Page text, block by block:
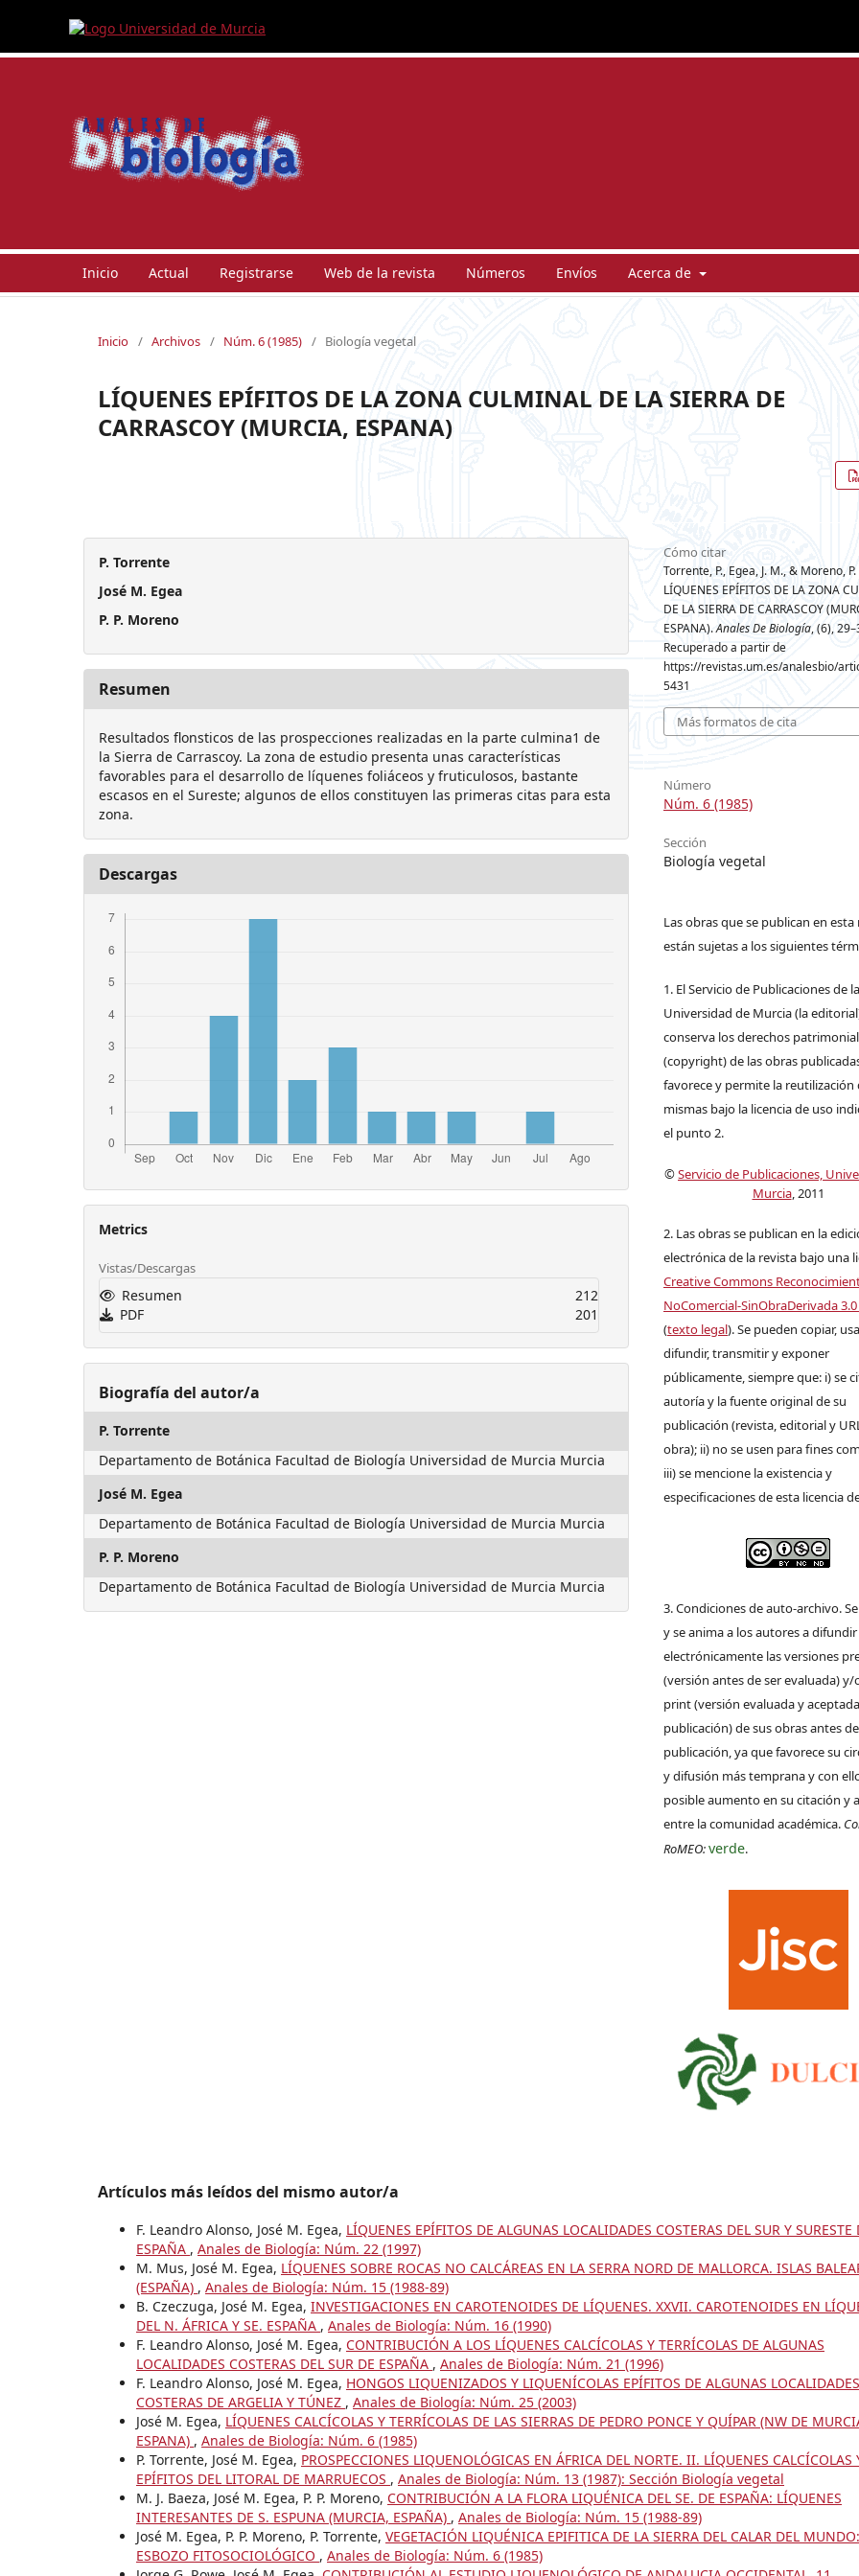
Inicio Actual Registrarse Web de la revista Números Envíos Acerca de
Inicio / Archivos / Núm. 6 (1985) / Biología vegetal
LÍQUENES EPÍFITOS DE LA ZONA CULMINAL DE LA SIERRA DE
CARRASCOY (MURCIA, ESPANA)
P. Torrente
José M. Egea
P. P. Moreno
Resumen
Resultados flonsticos de las prospecciones realizadas en la parte culmina1 de
la Sierra de Carrascoy. La zona de estudio presenta unas características
favorables para el desarrollo de líquenes foliáceos y fruticulosos, bastante
escasos en el Sureste; algunos de ellos constituyen las primeras citas para esta
zona.
Descargas
Metrics
Vistas/Descargas
Resumen
212
PDF
201
Biografía del autor/a
P. Torrente
Departamento de Botánica Facultad de Biología Universidad de Murcia Murcia
José M. Egea
Departamento de Botánica Facultad de Biología Universidad de Murcia Murcia
P. P. Moreno
Departamento de Botánica Facultad de Biología Universidad de Murcia Murcia
Cómo citar
Torrente, P., Egea, J. M., & Moreno, P.
LÍQUENES EPÍFITOS DE LA ZONA
DE LA SIERRA DE CARRASCOY
ESPANA).Anales De Biología, (6),
Recuperado a partir de
https://revistas.um.es/analesbio/
5431
Más formatos de cita
Número
Núm. 6 (1985)
Sección
Biología vegetal
Las obras que se publican en esta
están sujetas a los siguientes
1. El Servicio de Publicaciones de la
Universidad de Murcia (la
conserva los derechos
(copyright) de las obras
favorece y permite la reutilización
mismas bajo la licencia de uso
el punto 2.
©Servicio de Publicaciones,
Murcia, 2011
2. Las obras se publican en la
electrónica de la revista bajo una
Creative Commons
NoComercial-SinObraDerivada
(texto legal). Se pueden copiar,
difundir, transmitir y exponer
públicamente, siempre que: i) se
autoría y la fuente original de su
publicación (revista, editorial y
obra); ii) no se usen para fines
iii) se mencione la existencia y
especificaciones de esta licencia
3. Condiciones de auto-archivo.
y se anima a los autores a difundir
electrónicamente las versiones
(versión antes de ser evaluada) y/
print (versión evaluada y
publicación) de sus obras antes
publicación, ya que favorece su
y difusión más temprana y con
posible aumento en su citación y
entre la comunidad académica.
RoMEO:verde.
Artículos más leídos del mismo autor/a
F. Leandro Alonso, José M. Egea, LÍQUENES EPÍFITOS DE ALGUNAS LOCALIDADES COSTERAS DEL SUR Y SURESTE
ESPAÑA , Anales de Biología: Núm. 22 (1997)
M. Mus, José M. Egea, LÍQUENES SOBRE ROCAS NO CALCÁREAS EN LA SERRA NORD DE MALLORCA. ISLAS
(ESPAÑA) , Anales de Biología: Núm. 15 (1988-89)
B. Czeczuga, José M. Egea, INVESTIGACIONES EN CAROTENOIDES DE LÍQUENES. XXVII. CAROTENOIDES EN
DEL N. ÁFRICA Y SE. ESPAÑA , Anales de Biología: Núm. 16 (1990)
F. Leandro Alonso, José M. Egea, CONTRIBUCIÓN A LOS LÍQUENES CALCÍCOLAS Y TERRÍCOLAS DE ALGUNAS
LOCALIDADES COSTERAS DEL SUR DE ESPAÑA , Anales de Biología: Núm. 21 (1996)
F. Leandro Alonso, José M. Egea, HONGOS LIQUENIZADOS Y LIQUENÍCOLAS EPÍFITOS DE ALGUNAS LOCALIDADES
COSTERAS DE ARGELIA Y TÚNEZ , Anales de Biología: Núm. 25 (2003)
José M. Egea, LÍQUENES CALCÍCOLAS Y TERRÍCOLAS DE LAS SIERRAS DE PEDRO PONCE Y QUÍPAR (NW DE
ESPANA) , Anales de Biología: Núm. 6 (1985)
P. Torrente, José M. Egea, PROSPECCIONES LIQUENOLÓGICAS EN ÁFRICA DEL NORTE. II. LÍQUENES CALCÍCOLAS
EPÍFITOS DEL LITORAL DE MARRUECOS , Anales de Biología: Núm. 13 (1987): Sección Biología vegetal
M. J. Baeza, José M. Egea, P. P. Moreno, CONTRIBUCIÓN A LA FLORA LIQUÉNICA DEL SE. DE ESPAÑA: LÍQUENES
INTERESANTES DE S. ESPUNA (MURCIA, ESPAÑA) , Anales de Biología: Núm. 15 (1988-89)
José M. Egea, P. P. Moreno, P. Torrente, VEGETACIÓN LIQUÉNICA EPIFITICA DE LA SIERRA DEL CALAR DEL MUNDO:
ESBOZO FITOSOCIOLÓGICO , Anales de Biología: Núm. 6 (1985)